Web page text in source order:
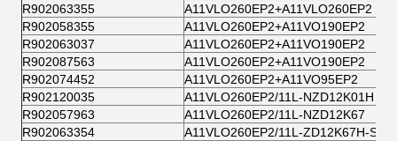
R902063355
A11VLO260EP2+A11VLO260EP2
R902058355
A11VLO260EP2+A11VO190EP2
R902063037
A11VLO260EP2+A11VO190EP2
R902087563
A11VLO260EP2+A11VO190EP2
R902074452
A11VLO260EP2+A11VO95EP2
R902120035
A11VLO260EP2/11L-NZD12K01H
R902057963
A11VLO260EP2/11L-NZD12K67
R902063354
A11VLO260EP2/11L-ZD12K67H-S